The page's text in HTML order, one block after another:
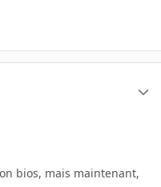
bios, mais maintenant,